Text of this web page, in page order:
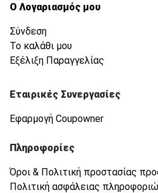
Ο Λογαριασμός μου
Σύνδεση
Το καλάθι μου
Εξέλιξη Παραγγελίας
Εταιρικές Συνεργασίες
Εφαρμογή Coupowner
Πληροφορίες
Όροι & Πολιτική προστασίας
Πολιτική ασφάλειας